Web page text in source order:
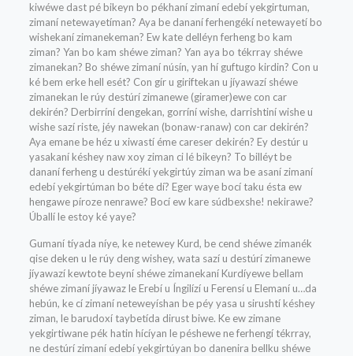
kiwéwe dast pé bikeyn bo pékhaní zimaní edebí yekgirtuman,
zimaní netewayetíman? Aya be dananí ferhengékí netewayetí bo
wishekaní zimanekeman? Ew kate delléyn ferheng bo kam
ziman? Yan bo kam shéwe ziman? Yan aya bo tékrray shéwe
zimanekan? Bo shéwe zimaní núsín, yan hí guftugo kirdin? Con u
ké bem erke hell esét? Con gír u giriftekan u jíyawazí shéwe
zimanekan le rúy destúrí zimanewe (giramer)ewe con car
dekirén? Derbirríní dengekan, gorríní wishe, darrishtiní wishe u
wishe sazí riste, jéy nawekan (bonaw-ranaw) con car dekirén?
Aya emane be héz u xiwastí éme careser dekirén? Ey destúr u
yasakaní késhey naw xoy ziman ci lé bikeyn? To billéyt be
dananí ferheng u destúrékí yekgirtúy ziman wa be asaní zimaní
edebí yekgirtúman bo béte dí? Eger waye bocí taku ésta ew
hengawe píroze nenrawe? Bocí ew kare súdbexshe! nekirawe?
Úballí le estoy ké yaye?
Gumaní tíyada níye, ke netewey Kurd, be cend shéwe zimanék
qise deken u le rúy deng wishey, wata sazí u destúrí zimanewe
jíyawazí kewtote beyní shéwe zimanekaní Kurdíyewe bellam
shéwe zimaní jíyawaz le Erebí u Íngilízí u Ferensí u Elemaní u…da
hebún, ke cí zimaní neteweyíshan be péy yasa u sirushtí késhey
ziman, le barudoxí taybetída dirust biwe. Ke ew zimane
yekgirtiwane pék hatin hícíyan le péshewe ne ferhengí tékrray,
ne destúrí zimaní edebí yekgirtúyan bo danenira bellku shéwe